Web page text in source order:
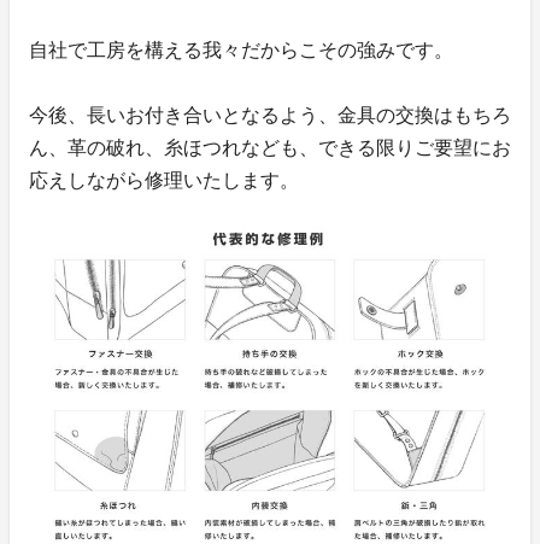
自社で工房を構える我々だからこその強みです。
今後、長いお付き合いとなるよう、金具の交換はもちろ
ん、革の破れ、糸ほつれなども、できる限りご要望にお
応えしながら修理いたします。